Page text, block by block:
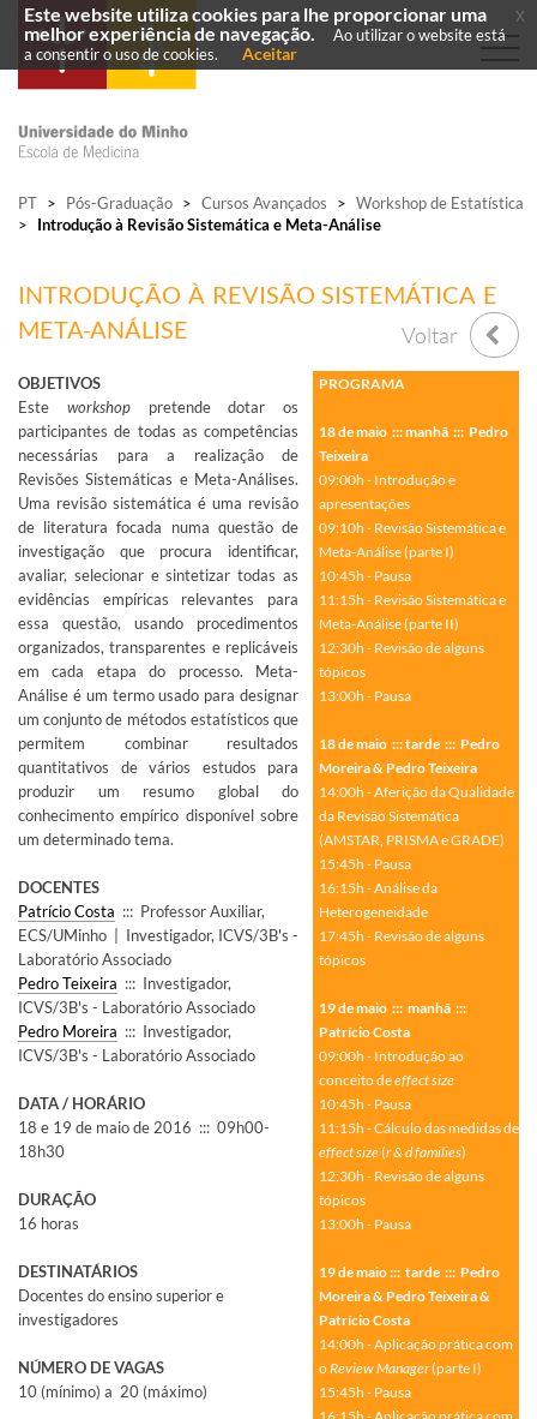
PT > Pós-Graduação > Cursos Avançados > Workshop de Estatística
>
Introdução à Revisão Sistemática e Meta-Análise
INTRODUÇÃO À REVISÃO SISTEMÁTICA E
META-ANÁLISE
Voltar
OBJETIVOS
Este workshoppretende dotar os
participantes de todas as competências
necessárias para a realização de
Revisões Sistemáticas e Meta-Análises.
Uma revisão sistemática é uma revisão
de literatura focada numa questão de
investigação que procura identificar,
avaliar, selecionar e sintetizar todas as
evidências empíricas relevantes para
essa questão, usando procedimentos
organizados, transparentes e replicáveis
em cada etapa do processo. Meta-
Análise é um termo usado para designar
um conjunto de métodos estatísticos que
permitem combinar resultados
quantitativos de vários estudos para
produzir um resumo global do
conhecimento empírico disponível sobre
um determinado tema.
DOCENTES
Patrício Costa ::: Professor Auxiliar,
ECS/UMinho | Investigador, ICVS/3B's -
Laboratório Associado
Pedro Teixeira ::: Investigador,
ICVS/3B's - Laboratório Associado
Pedro Moreira ::: Investigador,
ICVS/3B's - Laboratório Associado
DATA / HORÁRIO
18 e 19 de maio de 2016 ::: 09h00-
18h30
DURAÇÃO
16 horas
DESTINATÁRIOS
Docentes do ensino superior e
investigadores
NÚMERO DE VAGAS
10 (mínimo) a 20 (máximo)
PROGRAMA
18 de maio ::: manhã ::: Pedro
Teixeira
09:00h - Introdução e
apresentações
09:10h - Revisão Sistemática e
Meta-Análise (parte I)
10:45h - Pausa
11:15h ​- Revisão Sistemática e
Meta-Análise (parte II)
12:30h - Revisão de alguns
tópicos
13:00h - Pausa
18 de maio ::: tarde ::: Pedro
Moreira & Pedro Teixeira
14:00h - Aferição da Qualidade
da Revisão Sistemática
(AMSTAR, PRISMA e GRADE)
15:45h - Pausa
16:15h - Análise da
Heterogeneidade
17:45h - Revisão de alguns
tópicos
19 de maio ::: manhã :::
Patrício Costa
09:00h - Introdução ao
conceito deeffect size
10:45h - Pausa
11:15h - Cálculo das medidas de
effect size(r & d families)
12:30h - Revisão de alguns
tópicos
13:00h - Pausa
19 de maio ::: tarde ::: Pedro
Moreira & Pedro Teixeira &
Patrício Costa
14:00h - Aplicação prática com
oReview Manager(parte I)
15:45h - Pausa
Este website utiliza cookies para lhe proporcionar uma
melhor experiência de navegação.
Ao utilizar o website está
a consentir o uso de cookies.
Aceitar
x